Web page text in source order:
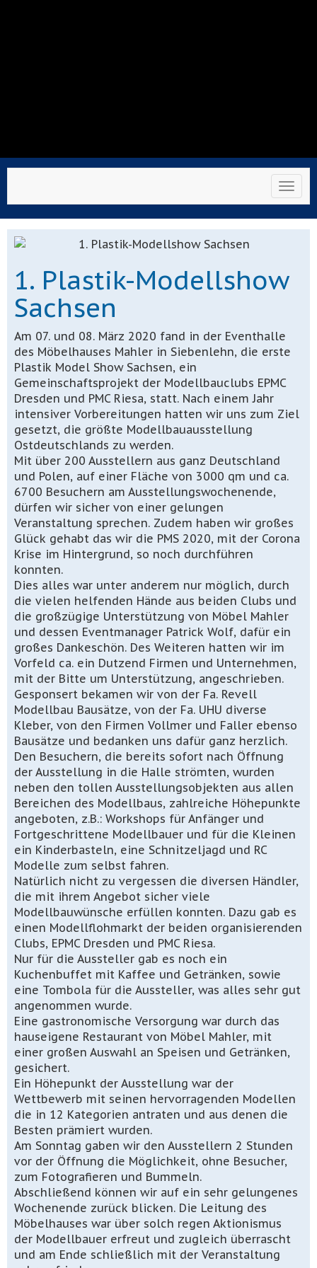
1. Plastik-Modellshow
Sachsen
Am 07. und 08. März 2020 fand in der Eventhalle
des Möbelhauses Mahler in Siebenlehn, die erste
Plastik Model Show Sachsen, ein
Gemeinschaftsprojekt der Modellbauclubs EPMC
Dresden und PMC Riesa, statt. Nach einem Jahr
intensiver Vorbereitungen hatten wir uns zum Ziel
gesetzt, die größte Modellbauausstellung
Ostdeutschlands zu werden.
Mit über 200 Ausstellern aus ganz Deutschland
und Polen, auf einer Fläche von 3000 qm und ca.
6700 Besuchern am Ausstellungswochenende,
dürfen wir sicher von einer gelungen
Veranstaltung sprechen. Zudem haben wir großes
Glück gehabt das wir die PMS 2020, mit der Corona
Krise im Hintergrund, so noch durchführen
konnten.
Dies alles war unter anderem nur möglich, durch
die vielen helfenden Hände aus beiden Clubs und
die großzügige Unterstützung von Möbel Mahler
und dessen Eventmanager Patrick Wolf, dafür ein
großes Dankeschön. Des Weiteren hatten wir im
Vorfeld ca. ein Dutzend Firmen und Unternehmen,
mit der Bitte um Unterstützung, angeschrieben.
Gesponsert bekamen wir von der Fa. Revell
Modellbau Bausätze, von der Fa. UHU diverse
Kleber, von den Firmen Vollmer und Faller ebenso
Bausätze und bedanken uns dafür ganz herzlich.
Den Besuchern, die bereits sofort nach Öffnung
der Ausstellung in die Halle strömten, wurden
neben den tollen Ausstellungsobjekten aus allen
Bereichen des Modellbaus, zahlreiche Höhepunkte
angeboten, z.B.: Workshops für Anfänger und
Fortgeschrittene Modellbauer und für die Kleinen
ein Kinderbasteln, eine Schnitzeljagd und RC
Modelle zum selbst fahren.
Natürlich nicht zu vergessen die diversen Händler,
die mit ihrem Angebot sicher viele
Modellbauwünsche erfüllen konnten. Dazu gab es
einen Modellflohmarkt der beiden organisierenden
Clubs, EPMC Dresden und PMC Riesa.
Nur für die Aussteller gab es noch ein
Kuchenbuffet mit Kaffee und Getränken, sowie
eine Tombola für die Aussteller, was alles sehr gut
angenommen wurde.
Eine gastronomische Versorgung war durch das
hauseigene Restaurant von Möbel Mahler, mit
einer großen Auswahl an Speisen und Getränken,
gesichert.
Ein Höhepunkt der Ausstellung war der
Wettbewerb mit seinen hervorragenden Modellen
die in 12 Kategorien antraten und aus denen die
Besten prämiert wurden.
Am Sonntag gaben wir den Ausstellern 2 Stunden
vor der Öffnung die Möglichkeit, ohne Besucher,
zum Fotografieren und Bummeln.
Abschließend können wir auf ein sehr gelungenes
Wochenende zurück blicken. Die Leitung des
Möbelhauses war über solch regen Aktionismus
der Modellbauer erfreut und zugleich überrascht
und am Ende schließlich mit der Veranstaltung